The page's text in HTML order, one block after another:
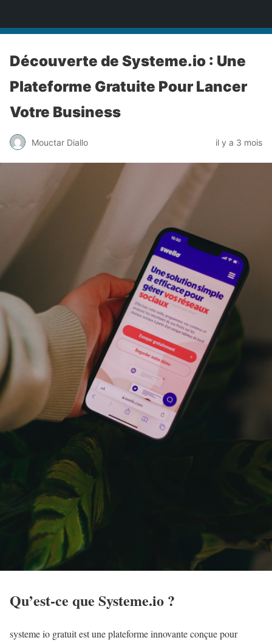
Découverte de Systeme.io : Une
Plateforme Gratuite Pour Lancer
Votre Business
Mouctar Diallo il y a 3 mois
Qu’est-ce que Systeme.io ?
systeme io gratuit est une plateforme innovante conçue pour